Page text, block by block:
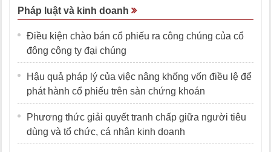
Pháp luật và kinh doanh
Điều kiện chào bán cổ phiếu ra công chúng của cổ
đông công ty đại chúng
Hậu quả pháp lý của việc nâng khống vốn điều lệ để
phát hành cổ phiếu trên sàn chứng khoán
Phương thức giải quyết tranh chấp giữa người tiêu
dùng và tổ chức, cá nhân kinh doanh